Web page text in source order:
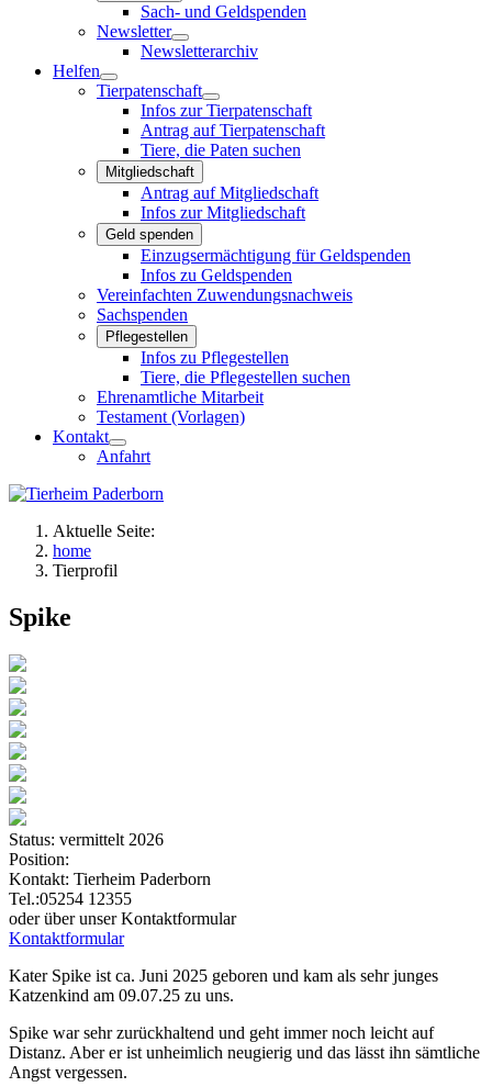
Sach- und Geldspenden
Newsletter
Newsletterarchiv
Helfen
Tierpatenschaft
Infos zur Tierpatenschaft
Antrag auf Tierpatenschaft
Tiere, die Paten suchen
Mitgliedschaft
Antrag auf Mitgliedschaft
Infos zur Mitgliedschaft
Geld spenden
Einzugsermächtigung für Geldspenden
Infos zu Geldspenden
Vereinfachten Zuwendungsnachweis
Sachspenden
Pflegestellen
Infos zu Pflegestellen
Tiere, die Pflegestellen suchen
Ehrenamtliche Mitarbeit
Testament (Vorlagen)
Kontakt
Anfahrt
Aktuelle Seite:
home
Tierprofil
Spike
Status: vermittelt 2026
Position:
Kontakt: Tierheim Paderborn
Tel.:05254 12355
oder über unser Kontaktformular
Kontaktformular
Kater Spike ist ca. Juni 2025 geboren und kam als sehr junges
Katzenkind am 09.07.25 zu uns.
Spike war sehr zurückhaltend und geht immer noch leicht auf
Distanz. Aber er ist unheimlich neugierig und das lässt ihn sämtliche
Angst vergessen.